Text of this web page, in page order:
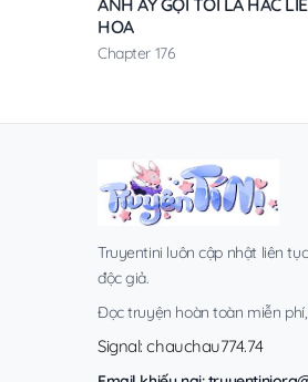
HOA
Chapter 176
Truyentini luôn cập nhật liên
độc giả.
Đọc truyện hoàn toàn miễn
Signal: chauchau774.74